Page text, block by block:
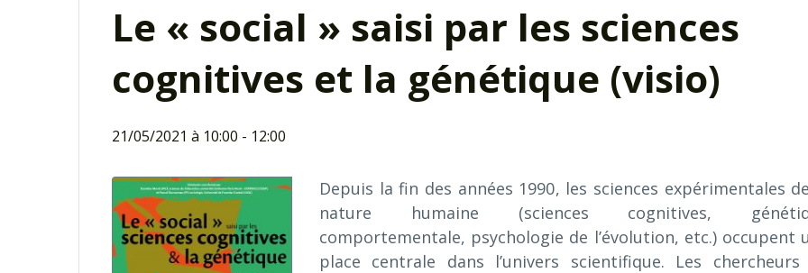
Le « social » saisi par les sciences
cognitives et la génétique (visio)
21/05/2021 à 10:00 - 12:00
Depuis la fin des années 1990, les sciences expérimentales
nature humaine (sciences cognitives,
comportementale, psychologie de l’évolution, etc.) occupent
place centrale dans l’univers scientifique. Les chercheurs